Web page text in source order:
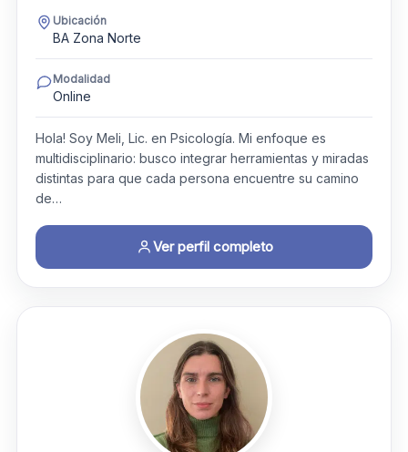
Ubicación
BA Zona Norte
Modalidad
Online
Hola! Soy Meli, Lic. en Psicología. Mi enfoque es
multidisciplinario: busco integrar herramientas y miradas
distintas para que cada persona encuentre su camino
de…
Ver perfil completo